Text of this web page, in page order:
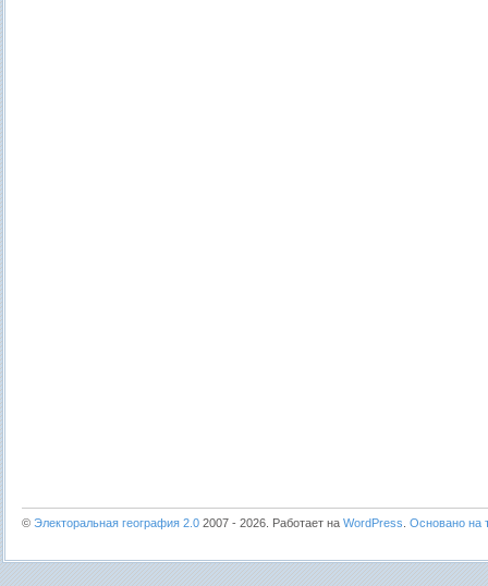
© Электоральная география 2.0 2007 - 2026. Работает на WordPress Основано на